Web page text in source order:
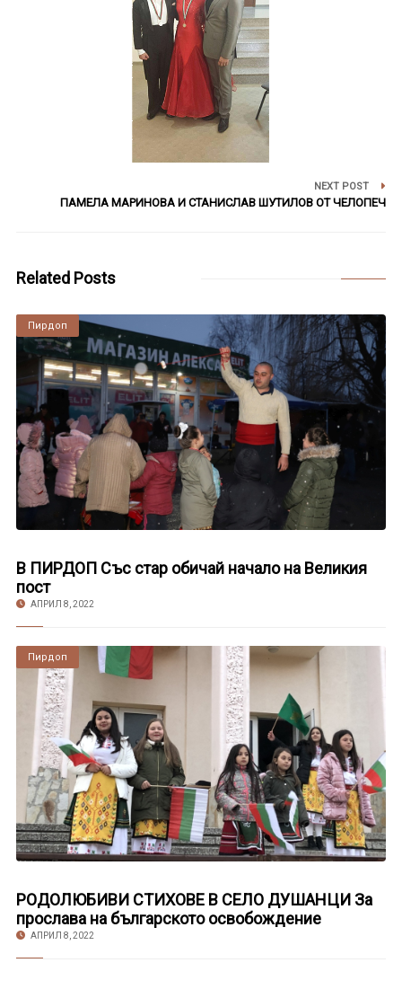
NEXT POST
ПАМЕЛА МАРИНОВА И СТАНИСЛАВ ШУТИЛОВ ОТ ЧЕЛОПЕЧ
Related Posts
Пирдоп
В ПИРДОП Със стар обичай начало на Великия
пост
АПРИЛ 8, 2022
Пирдоп
РОДОЛЮБИВИ СТИХОВЕ В СЕЛО ДУШАНЦИ За
прослава на българското освобождение
АПРИЛ 8, 2022